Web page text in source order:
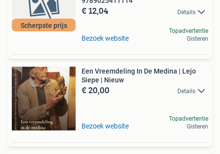
Scherpste prijs
€ 12,04 Details
Bezoek website
Topadvertentie
Gisteren
Een Vreemdeling In De Medina | Lejo
Siepe | Nieuw
€ 20,00 Details
Bezoek website
Topadvertentie
Gisteren